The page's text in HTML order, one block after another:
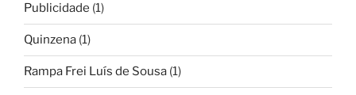
Publicidade (1)
Quinzena (1)
Rampa Frei Luís de Sousa (1)